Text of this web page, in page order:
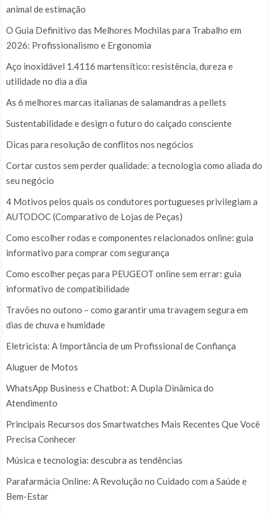
animal de estimação
O Guia Definitivo das Melhores Mochilas para Trabalho em
2026: Profissionalismo e Ergonomia
Aço inoxidável 1.4116 martensítico: resistência, dureza e
utilidade no dia a dia
As 6 melhores marcas italianas de salamandras a pellets
Sustentabilidade e design o futuro do calçado consciente
Dicas para resolução de conflitos nos negócios
Cortar custos sem perder qualidade: a tecnologia como aliada do
seu negócio
4 Motivos pelos quais os condutores portugueses privilegiam a
AUTODOC (Comparativo de Lojas de Peças)
Como escolher rodas e componentes relacionados online: guia
informativo para comprar com segurança
Como escolher peças para PEUGEOT online sem errar: guia
informativo de compatibilidade
Travões no outono – como garantir uma travagem segura em
dias de chuva e humidade
Eletricista: A Importância de um Profissional de Confiança
Aluguer de Motos
WhatsApp Business e Chatbot: A Dupla Dinâmica do
Atendimento
Principais Recursos dos Smartwatches Mais Recentes Que Você
Precisa Conhecer
Música e tecnologia: descubra as tendências
Parafarmácia Online: A Revolução no Cuidado com a Saúde e
Bem-Estar